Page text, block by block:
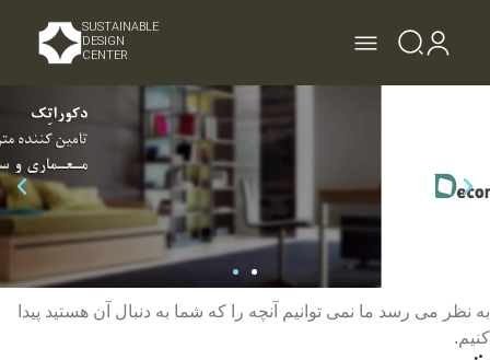
SUSTAINABLE
DESIGN
CENTER
به نظر می رسد ما نمی توانیم آنچه را که شما به دنبال آن هستید پیدا
کنیم.